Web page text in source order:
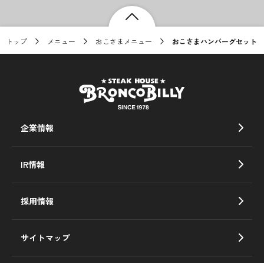
トップ メニュー おこさまメニュー おこさまハンバーグセット
企業情報
IR情報
採用情報
サイトマップ